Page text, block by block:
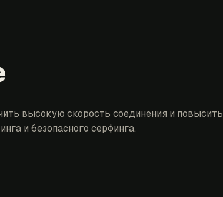
высокую скорость соединения и повысить
и безопасного серфинга.